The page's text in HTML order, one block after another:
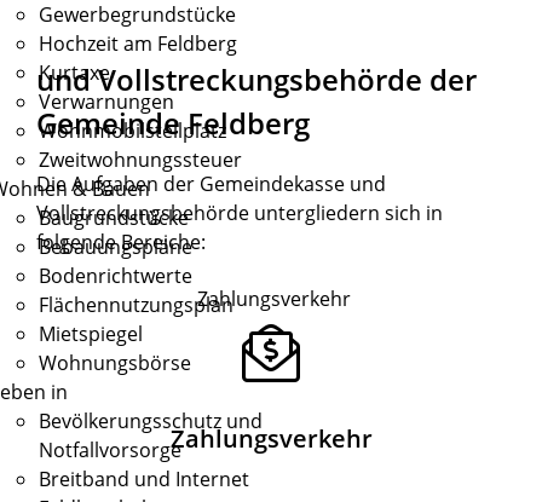
Gewerbegrundstücke
Hochzeit am Feldberg
Kurtaxe
Verwarnungen
Wohnmobilstellplatz
Zweitwohnungssteuer
& Bauen
Baugrundstücke
Bebauungspläne
Bodenrichtwerte
Flächennutzungsplan
Mietspiegel
Wohnungsbörse
in
Bevölkerungsschutz und
Notfallvorsorge
Breitband und Internet
und Vollstreckungsbehörde der
Gemeinde Feldberg
Die Aufgaben der Gemeindekasse und
Vollstreckungsbehörde untergliedern sich in
folgende Bereiche:
Zahlungsverkehr
Zahlungsverkehr